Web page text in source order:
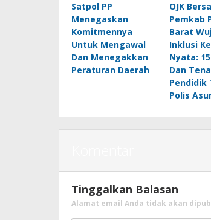
Satpol PP
Menegaskan
Komitmennya
Untuk Mengawal
Dan Menegakkan
Peraturan Daerah
OJK
Pemkab
Barat
Inklusi
Nyata:
Dan
Pendidik
Polis
Tinggalkan Balasan
Alamat email Anda tidak akan